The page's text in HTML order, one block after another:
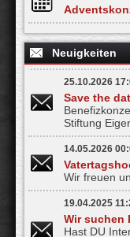
Neuigkeiten
25.10.2026
Save the
Stiftung
14.05.2026
Wir freuen
19.04.2025
Wir suchen
Hast DU